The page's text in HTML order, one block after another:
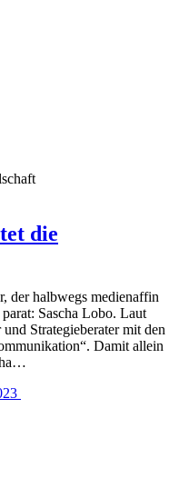
die
der halbwegs medienaffin
Sascha Lobo. Laut
Strategieberater mit den
Damit allein